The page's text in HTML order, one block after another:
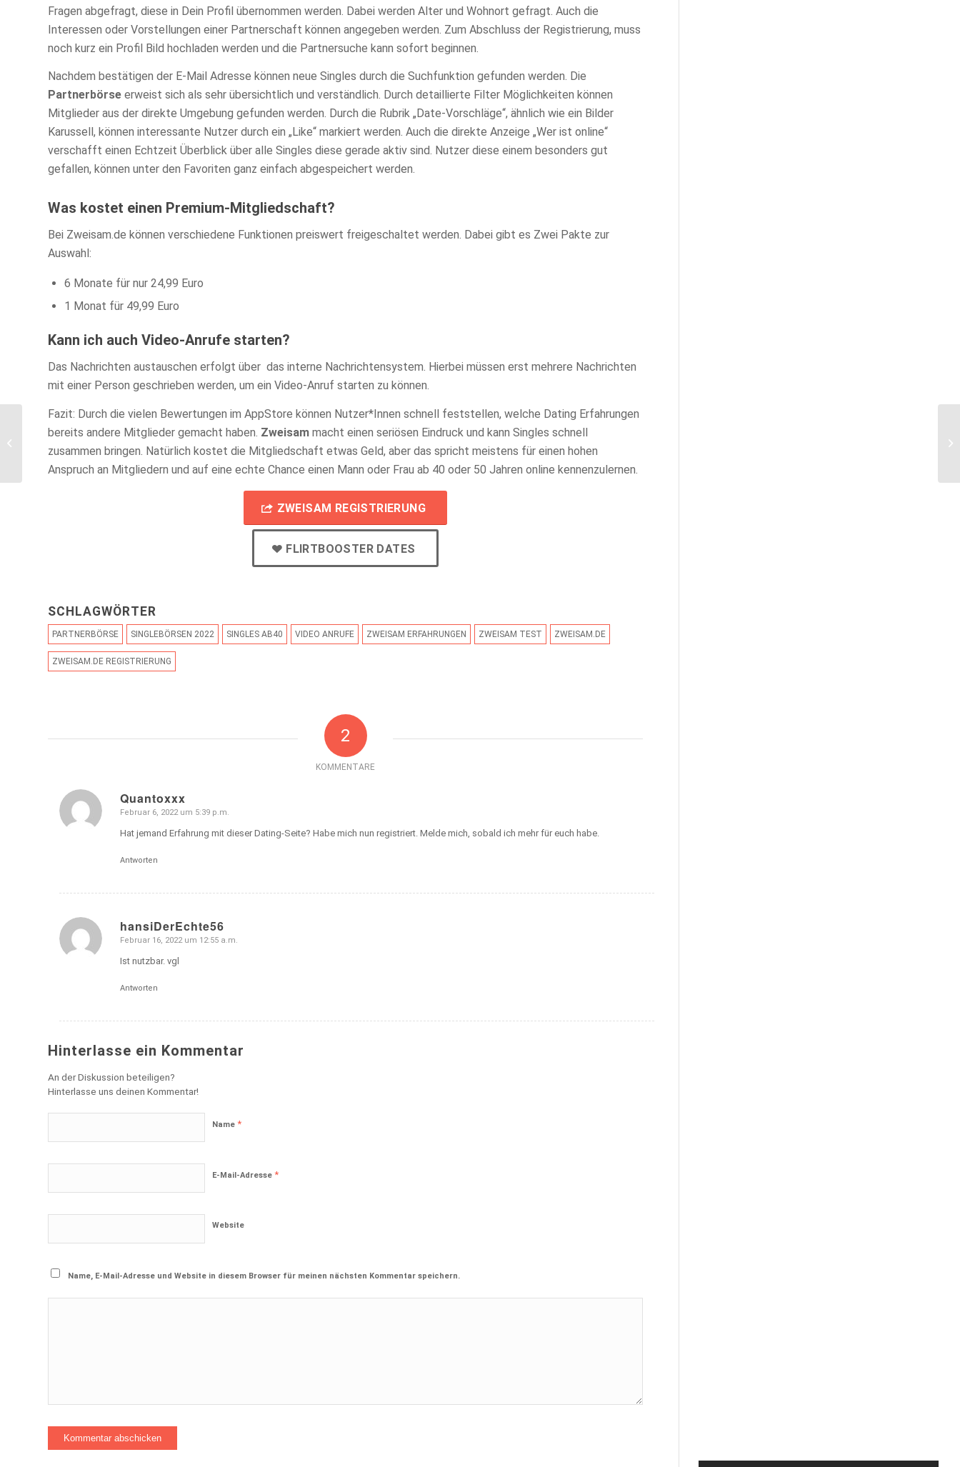
Fragen abgefragt, diese in Dein Profil übernommen werden. Dabei werden Alter und Wohnort gefragt. Auch die
Interessen oder Vorstellungen einer Partnerschaft können angegeben werden. Zum Abschluss der Registrierung, muss
noch kurz ein Profil Bild hochladen werden und die Partnersuche kann sofort beginnen.
Nachdem bestätigen der E-Mail Adresse können neue Singles durch die Suchfunktion gefunden werden. Die
Partnerbörse erweist sich als sehr übersichtlich und verständlich. Durch detaillierte Filter Möglichkeiten können
Mitglieder aus der direkte Umgebung gefunden werden. Durch die Rubrik „Date-Vorschläge“, ähnlich wie ein Bilder
Karussell, können interessante Nutzer durch ein „Like“ markiert werden. Auch die direkte Anzeige „Wer ist online“
verschafft einen Echtzeit Überblick über alle Singles diese gerade aktiv sind. Nutzer diese einem besonders gut
gefallen, können unter den Favoriten ganz einfach abgespeichert werden.
Was kostet einen Premium-Mitgliedschaft?
Bei Zweisam.de können verschiedene Funktionen preiswert freigeschaltet werden. Dabei gibt es Zwei Pakte zur
Auswahl:
6 Monate für nur 24,99 Euro
1 Monat für 49,99 Euro
Kann ich auch Video-Anrufe starten?
Das Nachrichten austauschen erfolgt über das interne Nachrichtensystem. Hierbei müssen erst mehrere Nachrichten
mit einer Person geschrieben werden, um ein Video-Anruf starten zu können.
Fazit: Durch die vielen Bewertungen im AppStore können Nutzer*Innen schnell feststellen, welche Dating Erfahrungen
bereits andere Mitglieder gemacht haben. Zweisam macht einen seriösen Eindruck und kann Singles schnell
zusammen bringen. Natürlich kostet die Mitgliedschaft etwas Geld, aber das spricht meistens für einen hohen
Anspruch an Mitgliedern und auf eine echte Chance einen Mann oder Frau ab 40 oder 50 Jahren online kennenzulernen.
ZWEISAM REGISTRIERUNG
FLIRTBOOSTER DATES
SCHLAGWÖRTER
PARTNERBÖRSE SINGLEBÖRSEN 2022 SINGLES AB40 VIDEO ANRUFE ZWEISAM ERFAHRUNGEN ZWEISAM TEST ZWEISAM.DE
ZWEISAM.DE REGISTRIERUNG
2
KOMMENTARE
Quantoxxx
sagte:
Februar 6, 2022 um 5:39 p.m.
Hat jemand Erfahrung mit dieser Dating-Seite? Habe mich nun registriert. Melde mich, sobald ich mehr für euch habe.
Antworten
hansiDerEchte56
sagte:
Februar 16, 2022 um 12:55 a.m.
Ist nutzbar. vgl
Antworten
Hinterlasse ein Kommentar
An der Diskussion beteiligen?
Hinterlasse uns deinen Kommentar!
Name *
E-Mail-Adresse *
Website
Name, E-Mail-Adresse und Website in diesem Browser für meinen nächsten Kommentar speichern.
Wo finde ich ein Blind
Date?